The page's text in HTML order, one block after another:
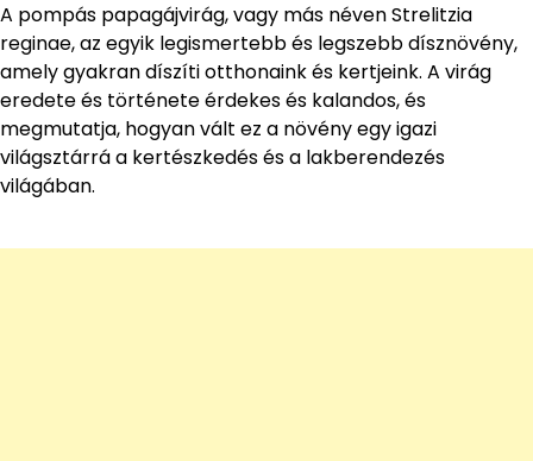
A pompás papagájvirág, vagy más néven Strelitzia
reginae, az egyik legismertebb és legszebb dísznövény,
amely gyakran díszíti otthonaink és kertjeink. A virág
eredete és története érdekes és kalandos, és
megmutatja, hogyan vált ez a növény egy igazi
világsztárrá a kertészkedés és a lakberendezés
világában.